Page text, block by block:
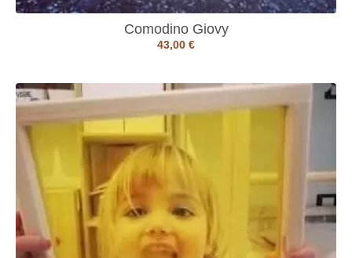
Comodino Giovy
43,00 €